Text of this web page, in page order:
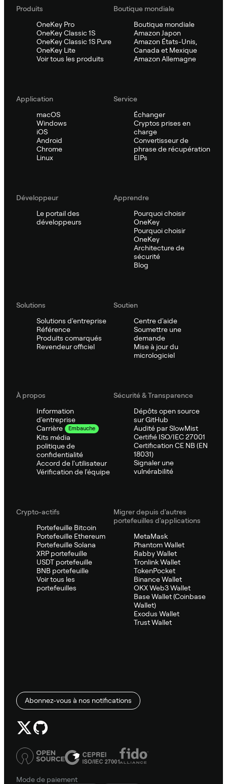
Produits
OneKey Pro
OneKey Classic 1S
OneKey Classic 1S Pure
OneKey Lite
Voir tous les produits
Boutique mondiale
Boutique mondiale
Amazon Japon
Amazon États-Unis,
Canada et Mexique
Amazon Allemagne
Application
macOS
Windows
iOS
Android
Chrome
Linux
Service
Échanger
Cryptos prises en
charge
Convertisseur de
phrase de récupération
EIPs
Développeur
Le portail des
développeurs
Apprendre
Pourquoi choisir
OneKey
Pourquoi choisir
OneKey
Architecture de
sécurité
Blog
Solutions
Solutions d'entreprise
Référence
Produits comarqués
Revendeur officiel
Soutien
Centre d'aide
Soumettre une
demande
Mise à jour du
micrologiciel
À propos
Information
d'entreprise
Carrière
Embauche
Kits média
politique de
confidentialité
Accord de l'utilisateur
Vérification de l'équipe
Sécurité & Transparence
Dépôts open source
sur GitHub
Audité par SlowMist
Certifié ISO/IEC 27001
Certification CE NB (EN
18031)
Signaler une
vulnérabilité
Crypto-actifs
Portefeuille Bitcoin
Portefeuille Ethereum
Portefeuille Solana
XRP portefeuille
USDT portefeuille
BNB portefeuille
Voir tous les
portefeuilles
Migrer depuis d'autres
portefeuilles d'applications
MetaMask
Phantom Wallet
Rabby Wallet
Tronlink Wallet
TokenPocket
Binance Wallet
OKX Web3 Wallet
Base Wallet (Coinbase
Wallet)
Exodus Wallet
Trust Wallet
Abonnez-vous à nos notifications
Mode de paiement